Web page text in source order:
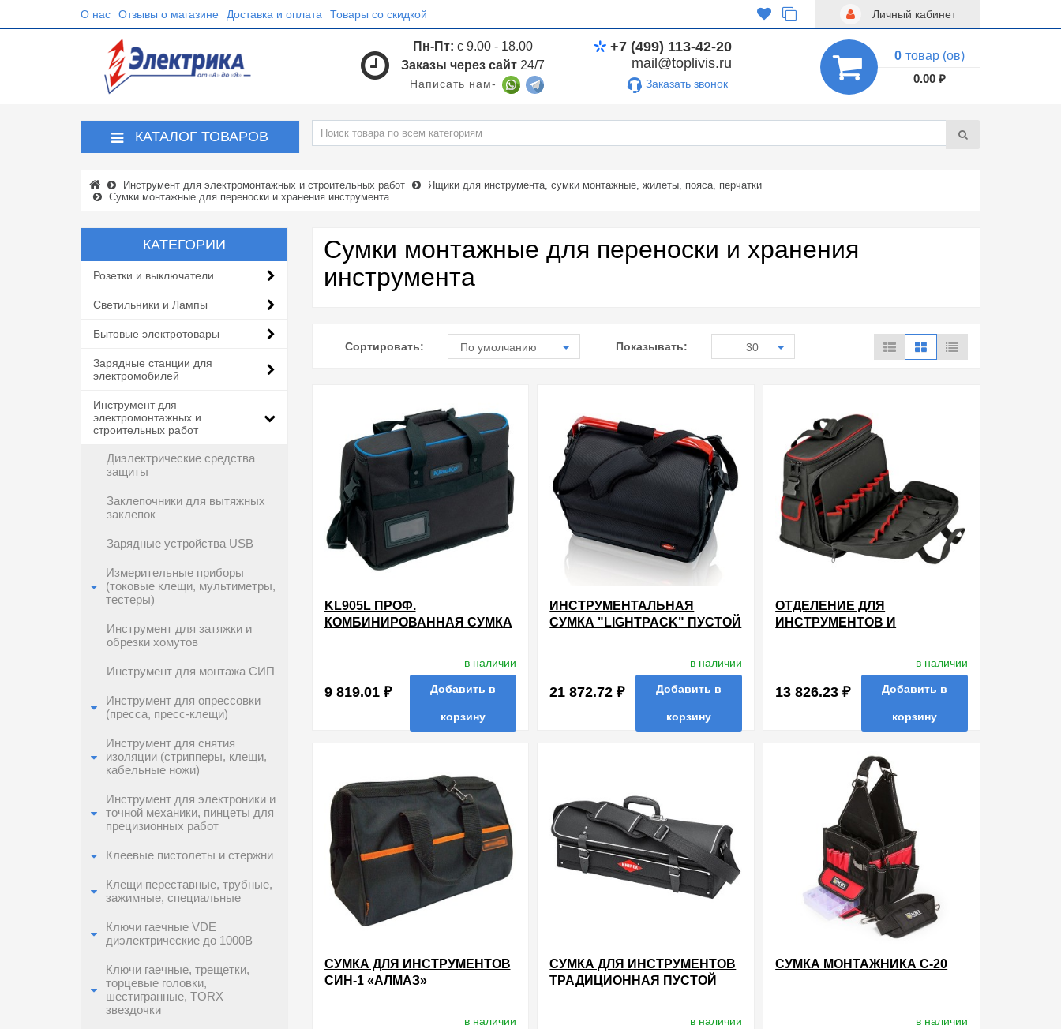
О нас Отзывы о магазине Доставка и оплата Товары со скидкой Личный кабинет
Пн-Пт: с 9.00 - 18.00
Заказы через сайт 24/7
Написать нам-
+7 (499) 113-42-20
mail@toplivis.ru
Заказать звонок
0 товар (ов)
0.00 ₽
КАТАЛОГ ТОВАРОВ
Инструмент для электромонтажных и строительных работ
Ящики для инструмента, сумки монтажные, жилеты, пояса, перчатки
Сумки монтажные для переноски и хранения инструмента
КАТЕГОРИИ
Розетки и выключатели
Светильники и Лампы
Бытовые электротовары
Зарядные станции для
электромобилей
Инструмент для
электромонтажных и
строительных работ
Диэлектрические средства
защиты
Заклепочники для вытяжных
заклепок
Зарядные устройства USB
Измерительные приборы
(токовые клещи, мультиметры,
тестеры)
Инструмент для затяжки и
обрезки хомутов
Инструмент для монтажа СИП
Инструмент для опрессовки
(пресса, пресс-клещи)
Инструмент для снятия
изоляции (стрипперы, клещи,
кабельные ножи)
Инструмент для электроники и
точной механики, пинцеты для
прецизионных работ
Клеевые пистолеты и стержни
Клещи переставные, трубные,
зажимные, специальные
Ключи гаечные VDE
диэлектрические до 1000В
Ключи гаечные, трещетки,
торцевые головки,
шестигранные, TORX
звездочки
Сумки монтажные для переноски и хранения
инструмента
Сортировать: По умолчанию Показывать: 30
KL905L ПРОФ.
КОМБИНИРОВАННАЯ СУМКА
ИНСТРУМЕНТОВ
9 819.01 ₽
в наличии
Добавить в
корзину
ИНСТРУМЕНТАЛЬНАЯ
СУМКА "LIGHTPACK" ПУСТОЙ
21 872.72 ₽
в наличии
Добавить в
корзину
ОТДЕЛЕНИЕ ДЛЯ
ИНСТРУМЕНТОВ И
13 826.23 ₽
в наличии
Добавить в
корзину
СУМКА ДЛЯ ИНСТРУМЕНТОВ
СИН-1 «АЛМАЗ»
в наличии
СУМКА ДЛЯ ИНСТРУМЕНТОВ
ТРАДИЦИОННАЯ ПУСТОЙ
в наличии
СУМКА МОНТАЖНИКА C-20
в наличии